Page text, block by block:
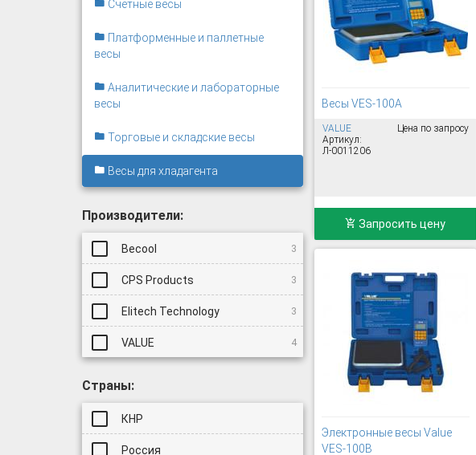
Счётные весы
Платформенные и паллетные
весы
Аналитические и лабораторные
весы
Торговые и складские весы
Весы для хладагента
Производители:
3
Becool
3
CPS Products
3
Elitech Technology
4
VALUE
Страны:
КНР
Россия
Весы VES-100A
VALUE
Артикул:
Л-0011206
Цена по запросу
Запросить цену
Электронные весы Value
VES-100B